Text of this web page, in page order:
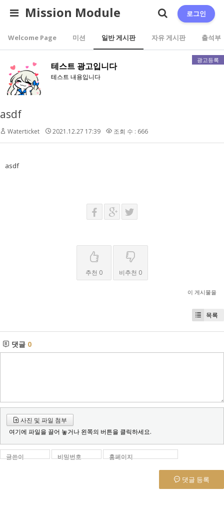
Mission Module
Welcome Page 미션 일반 게시판 자유 게시판 출석부
로그인
테스트 광고입니다
테스트 내용입니다
광고등록
asdf
Waterticket 2021.12.27 17:39 조회 수 : 666
asdf
추천 0 비추천 0
이 게시물을
목록
댓글 0
사진 및 파일 첨부
여기에 파일을 끌어 놓거나 왼쪽의 버튼을 클릭하세요.
글쓴이 비밀번호 홈페이지
댓글 등록